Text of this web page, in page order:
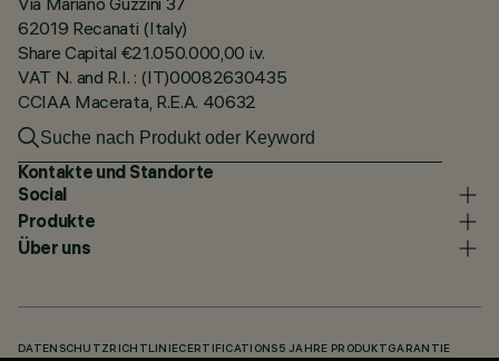
62019 Recanati (Italy)
Share Capital €21.050.000,00 i.v.
VAT N. and R.I. : (IT)00082630435
CCIAA Macerata, R.E.A. 40632
Kontakte und Standorte
Social
Produkte
Über uns
DATENSCHUTZRICHTLINIECERTIFICATIONS 5 JAHRE PRODUKTGARANTIE